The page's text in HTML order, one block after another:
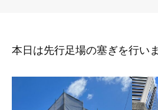
本日は先行足場の塞ぎを行いま